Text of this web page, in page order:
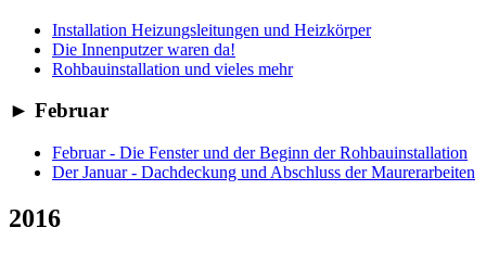
Installation Heizungsleitungen und Heizkörper
Die Innenputzer waren da!
Rohbauinstallation und vieles mehr
► Februar
Februar - Die Fenster und der Beginn der Rohbauinstallation
Der Januar - Dachdeckung und Abschluss der Maurerarbeiten
2016